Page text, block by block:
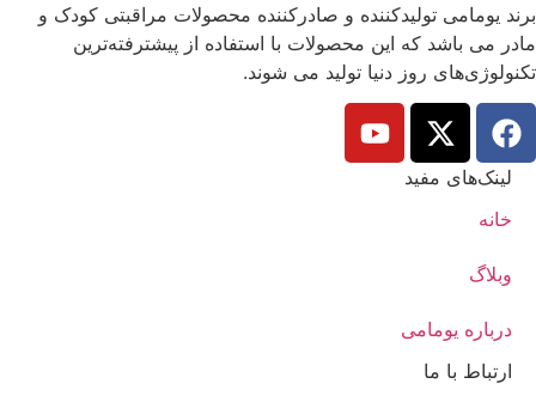
برند یومامی تولیدکننده و صادرکننده محصولات مراقبتی کودک و
مادر می باشد که این محصولات با استفاده از پیشترفته‌ترین
تکنولوژی‌های روز دنیا تولید می شوند.
لینک‌های مفید
خانه
وبلاگ
درباره یومامی
ارتباط با ما